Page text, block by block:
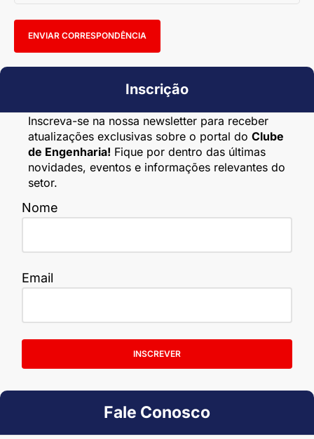
ENVIAR CORRESPONDÊNCIA
Inscrição
Inscreva-se na nossa newsletter para receber
atualizações exclusivas sobre o portal do Clube
de Engenharia! Fique por dentro das últimas
novidades, eventos e informações relevantes do
setor.
Nome
Email
INSCREVER
Fale Conosco